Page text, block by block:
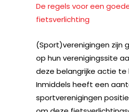
De regels voor een
fietsverlichting
(Sport)verenigingen zijn
op hun verenigingssite
deze belangrijke actie te
Inmiddels heeft een
sportverenigingen